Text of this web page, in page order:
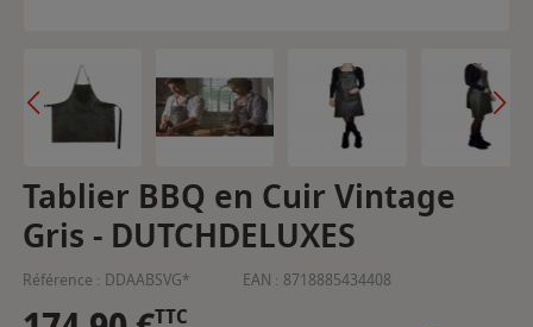
Tablier BBQ en Cuir Vintage
Gris - DUTCHDELUXES
Référence : DDAABSVG* EAN : 8718885434408
TTC